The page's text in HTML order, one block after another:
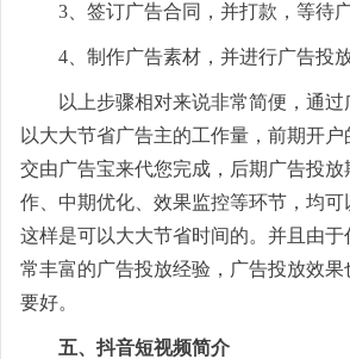
3、签订广告合同，并打款，等待
4、制作广告素材，并进行广告投
以上步骤相对来说非常简便，通
以大大节省广告主的工作量，前期开
交由广告宝来代您完成，后期广告投放
作、中期优化、效果监控等环节，均可
这样是可以大大节省时间的。并且由
常丰富的广告投放经验，广告投放效
要好。
五、抖音短视频简介